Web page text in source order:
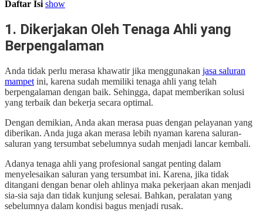
Daftar Isi show
1. Dikerjakan Oleh Tenaga Ahli yang
Berpengalaman
Anda tidak perlu merasa khawatir jika menggunakan jasa saluran
mampet ini, karena sudah memiliki tenaga ahli yang telah
berpengalaman dengan baik. Sehingga, dapat memberikan solusi
yang terbaik dan bekerja secara optimal.
Dengan demikian, Anda akan merasa puas dengan pelayanan yang
diberikan. Anda juga akan merasa lebih nyaman karena saluran-
saluran yang tersumbat sebelumnya sudah menjadi lancar kembali.
Adanya tenaga ahli yang profesional sangat penting dalam
menyelesaikan saluran yang tersumbat ini. Karena, jika tidak
ditangani dengan benar oleh ahlinya maka pekerjaan akan menjadi
sia-sia saja dan tidak kunjung selesai. Bahkan, peralatan yang
sebelumnya dalam kondisi bagus menjadi rusak.